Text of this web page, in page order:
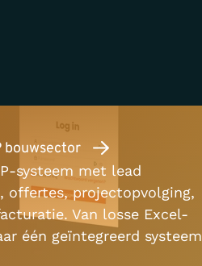
bouwsector
systeem met lead
offertes, projectopvolging,
Van losse Excel-
één geïntegreerd systeem